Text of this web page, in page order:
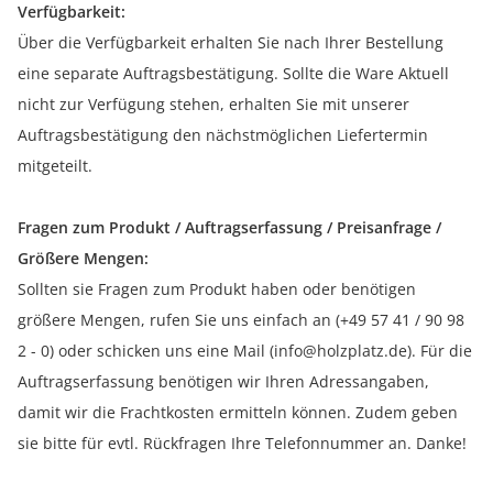
Verfügbarkeit:
Über die Verfügbarkeit erhalten Sie nach Ihrer Bestellung
eine separate Auftragsbestätigung. Sollte die Ware Aktuell
nicht zur Verfügung stehen, erhalten Sie mit unserer
Auftragsbestätigung den nächstmöglichen Liefertermin
mitgeteilt.
Fragen zum Produkt / Auftragserfassung / Preisanfrage /
Größere Mengen:
Sollten sie Fragen zum Produkt haben oder benötigen
größere Mengen, rufen Sie uns einfach an (+49 57 41 / 90 98
2 - 0) oder schicken uns eine Mail (info@holzplatz.de). Für die
Auftragserfassung benötigen wir Ihren Adressangaben,
damit wir die Frachtkosten ermitteln können. Zudem geben
sie bitte für evtl. Rückfragen Ihre Telefonnummer an. Danke!